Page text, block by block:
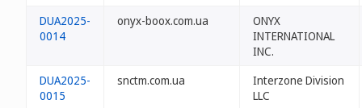
DUA2025-
0014
onyx-boox.com.ua
ONYX
INTERNATIONAL
INC.
DUA2025-
0015
snctm.com.ua
Interzone Division
LLC